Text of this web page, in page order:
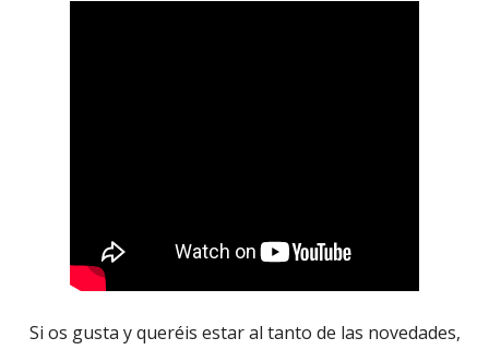
Si os gusta y queréis estar al tanto de las novedades,